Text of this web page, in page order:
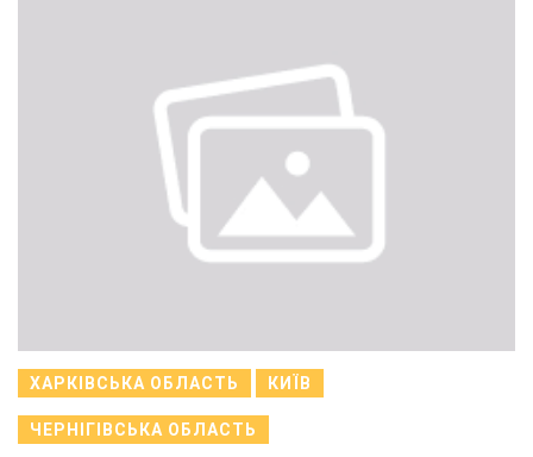
ХАРКІВСЬКА ОБЛАСТЬ КИЇВ
ЧЕРНІГІВСЬКА ОБЛАСТЬ